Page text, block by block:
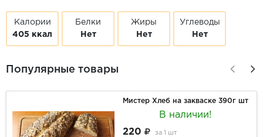
Калории
405 ккал
Белки
Нет
Жиры
Нет
Углеводы
Нет
Популярные товары
Мистер Хлеб на закваске 390г шт
В наличии!
220
за 1 шт